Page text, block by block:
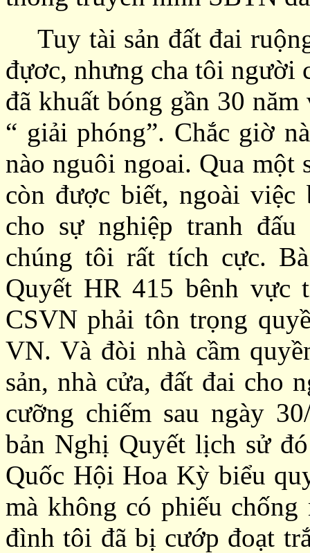
Tuy tài sản đất đai
đựơc, nhưng cha tôi người
đã khuất bóng gần 30
“ giải phóng”. Chắc giờ
nào nguôi ngoai. Qua
còn được biết, ngoài
cho sự nghiệp tranh
chúng tôi rất tích cực.
Quyết HR 415 bênh vực
CSVN phải tôn trọng
VN. Và đòi nhà cầm
sản, nhà cửa, đất đai cho
cưỡng chiếm sau ngày
bản Nghị Quyết lịch sử
Quốc Hội Hoa Kỳ biểu
mà không có phiếu
đình tôi đã bị cướp đoạt